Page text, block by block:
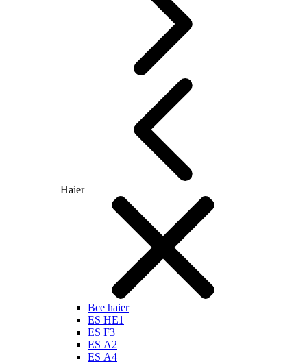
Haier
Все haier
ES HE1
ES F3
ES А2
ES А4